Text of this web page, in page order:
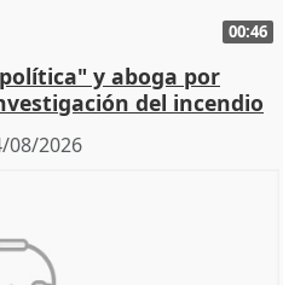
00:46
y aboga por
del incendio
08/2026